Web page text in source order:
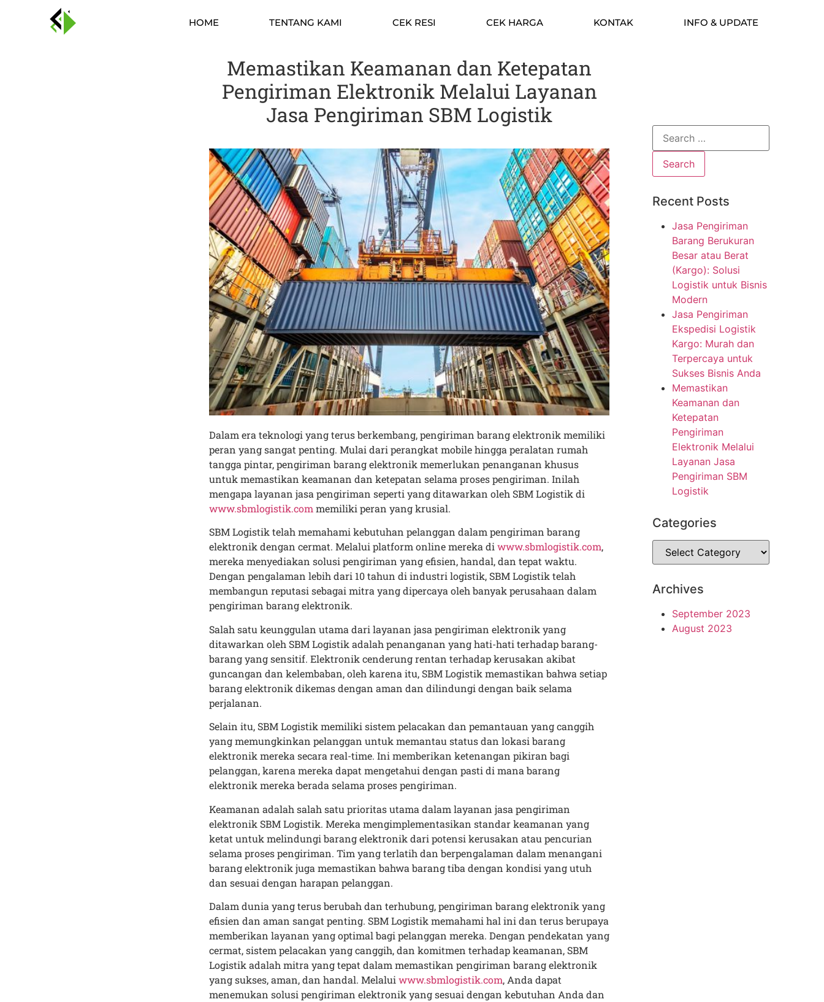
HOME TENTANG KAMI CEK RESI CEK HARGA KONTAK INFO & UPDATE
Memastikan Keamanan dan Ketepatan
Pengiriman Elektronik Melalui Layanan
Jasa Pengiriman SBM Logistik
Dalam era teknologi yang terus berkembang, pengiriman barang elektronik memiliki
peran yang sangat penting. Mulai dari perangkat mobile hingga peralatan rumah
tangga pintar, pengiriman barang elektronik memerlukan penanganan khusus
untuk memastikan keamanan dan ketepatan selama proses pengiriman. Inilah
mengapa layanan jasa pengiriman seperti yang ditawarkan oleh SBM Logistik di
www.sbmlogistik.com memiliki peran yang krusial.
SBM Logistik telah memahami kebutuhan pelanggan dalam pengiriman barang
elektronik dengan cermat. Melalui platform online mereka diwww.sbmlogistik.com,
mereka menyediakan solusi pengiriman yang efisien, handal, dan tepat waktu.
Dengan pengalaman lebih dari 10 tahun di industri logistik, SBM Logistik telah
membangun reputasi sebagai mitra yang dipercaya oleh banyak perusahaan dalam
pengiriman barang elektronik.
Salah satu keunggulan utama dari layanan jasa pengiriman elektronik yang
ditawarkan oleh SBM Logistik adalah penanganan yang hati-hati terhadap barang-
barang yang sensitif. Elektronik cenderung rentan terhadap kerusakan akibat
guncangan dan kelembaban, oleh karena itu, SBM Logistik memastikan bahwa setiap
barang elektronik dikemas dengan aman dan dilindungi dengan baik selama
perjalanan.
Selain itu, SBM Logistik memiliki sistem pelacakan dan pemantauan yang canggih
yang memungkinkan pelanggan untuk memantau status dan lokasi barang
elektronik mereka secara real-time. Ini memberikan ketenangan pikiran bagi
pelanggan, karena mereka dapat mengetahui dengan pasti di mana barang
elektronik mereka berada selama proses pengiriman.
Keamanan adalah salah satu prioritas utama dalam layanan jasa pengiriman
elektronik SBM Logistik. Mereka mengimplementasikan standar keamanan yang
ketat untuk melindungi barang elektronik dari potensi kerusakan atau pencurian
selama proses pengiriman. Tim yang terlatih dan berpengalaman dalam menangani
barang elektronik juga memastikan bahwa barang tiba dengan kondisi yang utuh
dan sesuai dengan harapan pelanggan.
Dalam dunia yang terus berubah dan terhubung, pengiriman barang elektronik yang
efisien dan aman sangat penting. SBM Logistik memahami hal ini dan terus berupaya
memberikan layanan yang optimal bagi pelanggan mereka. Dengan pendekatan yang
cermat, sistem pelacakan yang canggih, dan komitmen terhadap keamanan, SBM
Logistik adalah mitra yang tepat dalam memastikan pengiriman barang elektronik
yang sukses, aman, dan handal. Melalui www.sbmlogistik.com, Anda dapat
menemukan solusi pengiriman elektronik yang sesuai dengan kebutuhan Anda dan
Recent Posts
Jasa Pengiriman
Barang Berukuran
Besar atau Berat
(Kargo): Solusi
Logistik untuk Bisnis
Modern
Jasa Pengiriman
Ekspedisi Logistik
Kargo: Murah dan
Terpercaya untuk
Sukses Bisnis Anda
Memastikan
Keamanan dan
Ketepatan
Pengiriman
Elektronik Melalui
Layanan Jasa
Pengiriman SBM
Logistik
Categories
Archives
September 2023
August 2023